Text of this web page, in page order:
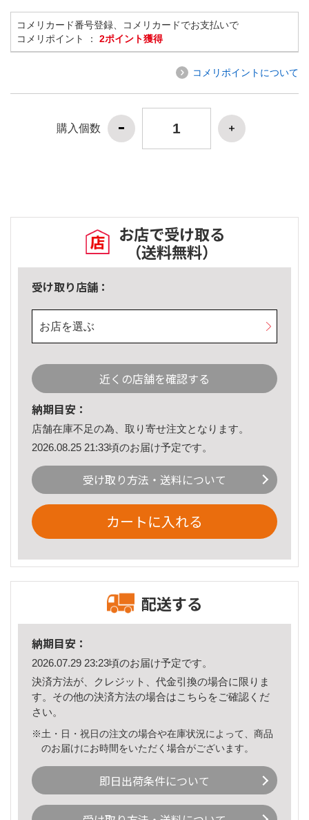
コメリカード番号登録、コメリカードでお支払いで
コメリポイント ： 2ポイント獲得
コメリポイントについて
購入個数
お店で受け取る
（送料無料）
受け取り店舗：
お店を選ぶ
近くの店舗を確認する
納期目安：
店舗在庫不足の為、取り寄せ注文となります。
2026.08.25 21:33頃のお届け予定です。
受け取り方法・送料について
カートに入れる
配送する
納期目安：
2026.07.29 23:23頃のお届け予定です。
決済方法が、クレジット、代金引換の場合に限りま
す。その他の決済方法の場合はこちら をご確認くだ
さい。
※土・日・祝日の注文の場合や在庫状況によって、商品
のお届けにお時間をいただく場合がございます。
即日出荷条件について